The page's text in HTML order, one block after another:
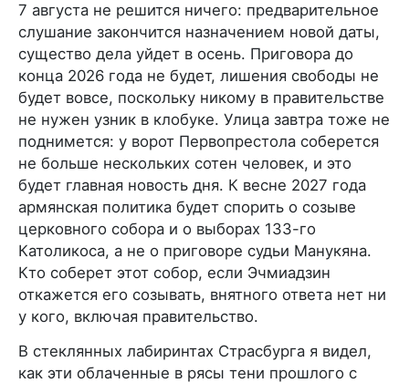
7 августа не решится ничего: предварительное
слушание закончится назначением новой даты,
существо дела уйдет в осень. Приговора до
конца 2026 года не будет, лишения свободы не
будет вовсе, поскольку никому в правительстве
не нужен узник в клобуке. Улица завтра тоже не
поднимется: у ворот Первопрестола соберется
не больше нескольких сотен человек, и это
будет главная новость дня. К весне 2027 года
армянская политика будет спорить о созыве
церковного собора и о выборах 133-го
Католикоса, а не о приговоре судьи Манукяна.
Кто соберет этот собор, если Эчмиадзин
откажется его созывать, внятного ответа нет ни
у кого, включая правительство.
В стеклянных лабиринтах Страсбурга я видел,
как эти облаченные в рясы тени прошлого с